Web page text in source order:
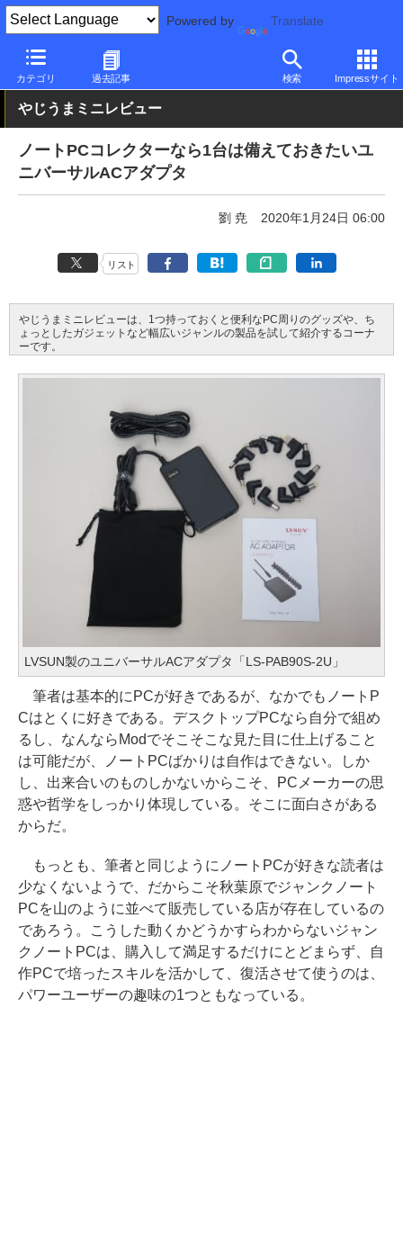
Powered by Translate
カテゴリ 過去記事 検索 Impressサイト
PC Watch 半導体/周辺機器 充電器
やじうまミニレビュー
ノートPCコレクターなら1台は備えておきたいユ
ニバーサルACアダプタ
劉 尭 2020年1月24日 06:00
リスト
やじうまミニレビューは、1つ持っておくと便利なPC周りのグッズや、ち
ょっとしたガジェットなど幅広いジャンルの製品を試して紹介するコーナ
ーです。
LVSUN製のユニバーサルACアダプタ「LS-PAB90S-2U」
筆者は基本的にPCが好きであるが、なかでもノートP
Cはとくに好きである。デスクトップPCなら自分で組め
るし、なんならModでそこそこな見た目に仕上げること
は可能だが、ノートPCばかりは自作はできない。しか
し、出来合いのものしかないからこそ、PCメーカーの思
惑や哲学をしっかり体現している。そこに面白さがある
からだ。
もっとも、筆者と同じようにノートPCが好きな読者は
少なくないようで、だからこそ秋葉原でジャンクノート
PCを山のように並べて販売している店が存在しているの
であろう。こうした動くかどうかすらわからないジャン
クノートPCは、購入して満足するだけにとどまらず、自
作PCで培ったスキルを活かして、復活させて使うのは、
パワーユーザーの趣味の1つともなっている。